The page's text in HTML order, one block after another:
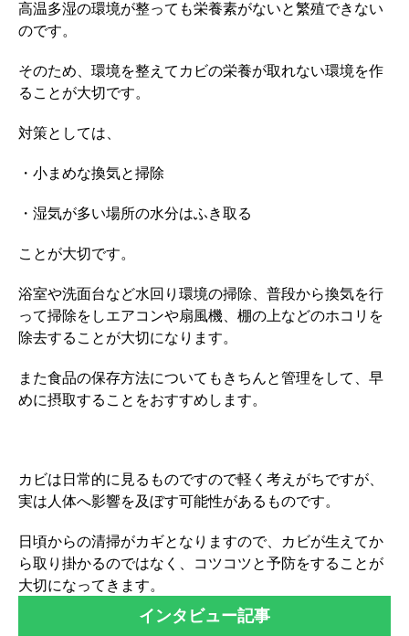
高温多湿の環境が整っても栄養素がないと繁殖できない
のです。
そのため、環境を整えてカビの栄養が取れない環境を作
ることが大切です。
対策としては、
・小まめな換気と掃除
・湿気が多い場所の水分はふき取る
ことが大切です。
浴室や洗面台など水回り環境の掃除、普段から換気を行
って掃除をしエアコンや扇風機、棚の上などのホコリを
除去することが大切になります。
また食品の保存方法についてもきちんと管理をして、早
めに摂取することをおすすめします。
カビは日常的に見るものですので軽く考えがちですが、
実は人体へ影響を及ぼす可能性があるものです。
日頃からの清掃がカギとなりますので、カビが生えてか
ら取り掛かるのではなく、コツコツと予防をすることが
大切になってきます。
インタビュー記事